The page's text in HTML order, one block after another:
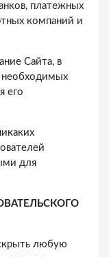
платежных
компаний и
Сайта, в
необходимых
его
для
любую